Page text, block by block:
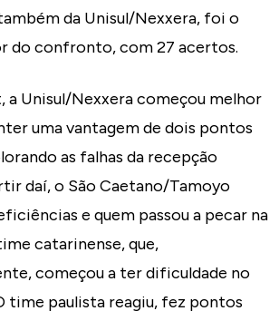
da Unisul/Nexxera, foi o
do confronto, com 27 acertos.
a Unisul/Nexxera começou melhor
uma vantagem de dois pontos
as falhas da recepção
daí, o São Caetano/Tamoyo
e quem passou a pecar na
catarinense, que,
começou a ter dificuldade no
time paulista reagiu, fez pontos